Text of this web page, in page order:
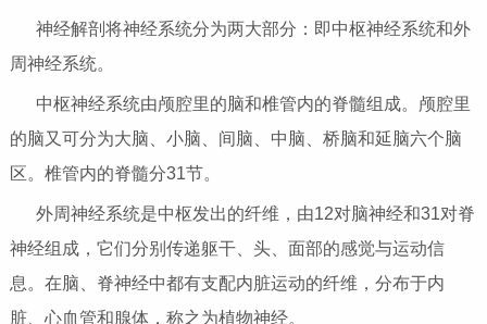
神经解剖将神经系统分为两大部分：即中枢神经系统和外
周神经系统。
中枢神经系统由颅腔里的脑和椎管内的脊髓组成。颅腔里
的脑又可分为大脑、小脑、间脑、中脑、桥脑和延脑六个脑
区。椎管内的脊髓分31节。
外周神经系统是中枢发出的纤维，由12对脑神经和31对脊
神经组成，它们分别传递躯干、头、面部的感觉与运动信
息。在脑、脊神经中都有支配内脏运动的纤维，分布于内
脏、心血管和腺体，称之为植物神经。